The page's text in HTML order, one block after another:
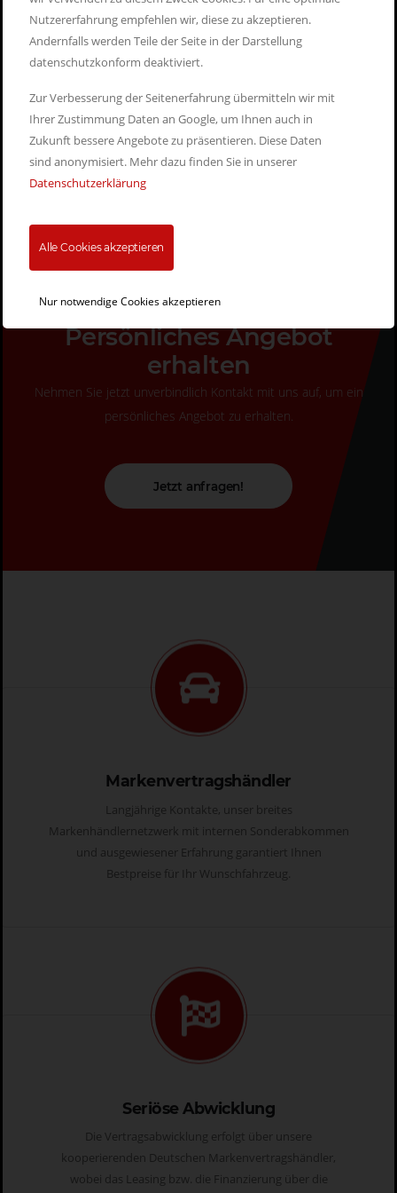
Unser Angebot
Gewerbe Privat
Leasingrate ab 495,- Euro exkl. MwSt.
Leasingfaktor
ab 0,84
Leistung
601 PS (442 kW)
Persönliches Angebot
erhalten
Nehmen Sie jetzt unverbindlich Kontakt mit uns auf, um ein
persönliches Angebot zu erhalten.
Jetzt anfragen!
Markenvertragshändler
Langjährige Kontakte, unser breites
Markenhändlernetzwerk mit internen Sonderabkommen
und ausgewiesener Erfahrung garantiert Ihnen
Bestpreise für Ihr Wunschfahrzeug.
Seriöse Abwicklung
Die Vertragsabwicklung erfolgt über unsere
kooperierenden Deutschen Markenvertragshändler,
wobei das Leasing bzw. die Finanzierung über die
Nutzererfahrung empfehlen wir, diese zu akzeptieren.
Andernfalls werden Teile der Seite in der Darstellung
datenschutzkonform deaktiviert.
Zur Verbesserung der Seitenerfahrung übermitteln wir mit
Ihrer Zustimmung Daten an Google, um Ihnen auch in
Zukunft bessere Angebote zu präsentieren. Diese Daten
sind anonymisiert. Mehr dazu finden Sie in unserer
Datenschutzerklärung
Alle Cookies akzeptieren
Nur notwendige Cookies akzeptieren